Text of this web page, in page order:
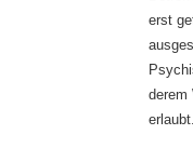
erst
derem
erlaubt.